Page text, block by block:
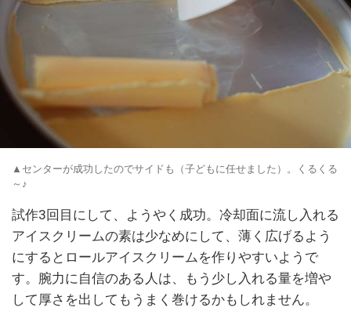
▲センターが成功したのでサイドも（子どもに任せました）。くるくる
～♪
試作3回目にして、ようやく成功。冷却面に流し入れる
アイスクリームの素は少なめにして、薄く広げるよう
にするとロールアイスクリームを作りやすいようで
す。腕力に自信のある人は、もう少し入れる量を増や
して厚さを出してもうまく巻けるかもしれません。